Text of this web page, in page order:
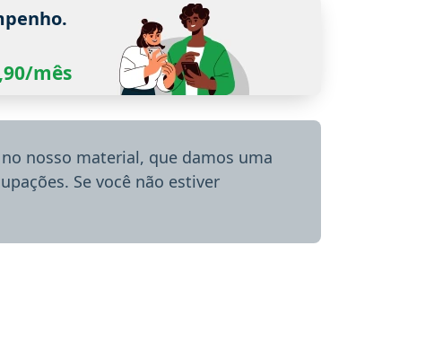
mês
nosso material, que damos uma
Se você não estiver